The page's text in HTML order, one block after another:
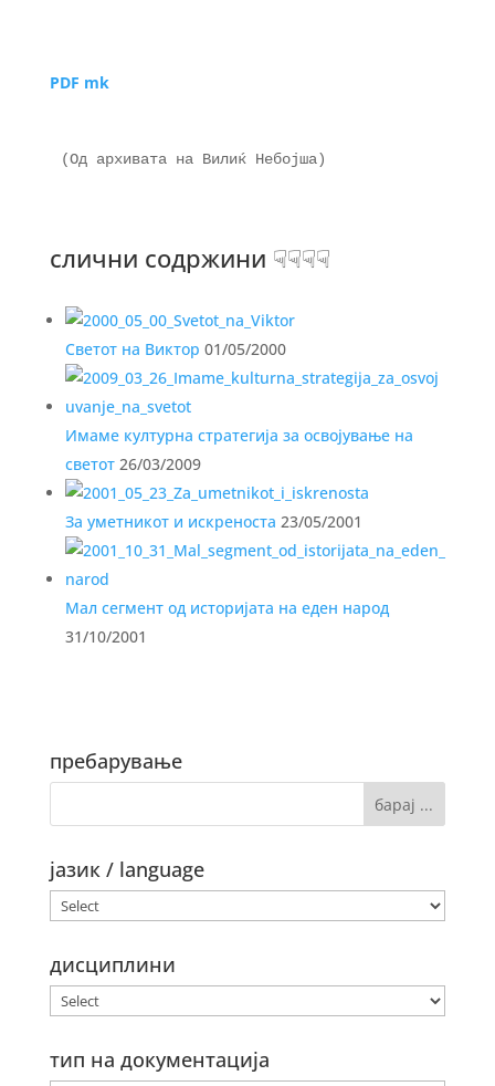
PDF mk
(Од архивата на Вилиќ Небојша)
слични содржини ☟☟☟☟
Светот на Виктор 01/05/2000
Имаме културна стратегија за освојување на
светот26/03/2009
За уметникот и искреноста 23/05/2001
Мал сегмент од историјата на еден народ
31/10/2001
пребарување
јазик / language
дисциплини
тип на документација